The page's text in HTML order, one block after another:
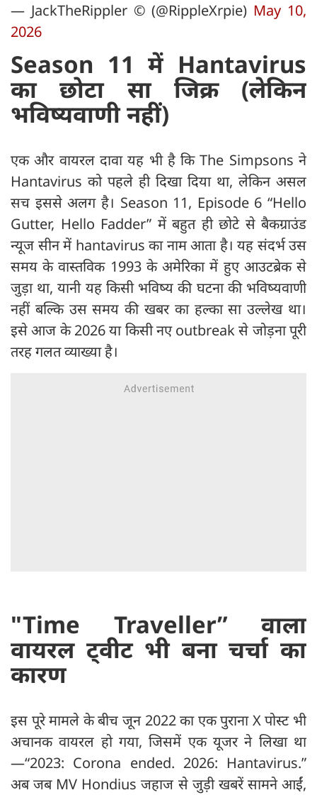
— JackTheRippler ©️ (@RippleXrpie) May 10,
2026
Season 11 में Hantavirus
का छोटा सा जिक्र (लेकिन
भविष्यवाणी नहीं)
एक और वायरल दावा यह भी है कि The Simpsons ने
Hantavirus को पहले ही दिखा दिया था, लेकिन असल
सच इससे अलग है। Season 11, Episode 6 “Hello
Gutter, Hello Fadder” में बहुत ही छोटे से बैकग्राउंड
न्यूज सीन में hantavirus का नाम आता है। यह संदर्भ उस
समय के वास्तविक 1993 के अमेरिका में हुए आउटब्रेक से
जुड़ा था, यानी यह किसी भविष्य की घटना की भविष्यवाणी
नहीं बल्कि उस समय की खबर का हल्का सा उल्लेख था।
इसे आज के 2026 या किसी नए outbreak से जोड़ना पूरी
तरह गलत व्याख्या है।
"Time Traveller” वाला
वायरल ट्वीट भी बना चर्चा का
कारण
इस पूरे मामले के बीच जून 2022 का एक पुराना X पोस्ट भी
अचानक वायरल हो गया, जिसमें एक यूजर ने लिखा था
—“2023: Corona ended. 2026: Hantavirus.”
अब जब MV Hondius जहाज से जुड़ी खबरें सामने आईं,